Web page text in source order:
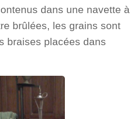
dans une navette à
brûlées, les grains sont
braises placées dans